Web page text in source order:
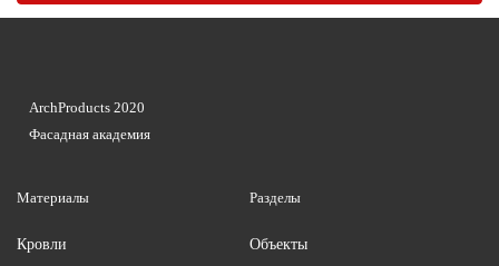
Материалы
Кровли
Разделы
Объекты
ArchProducts 2020
Фасадная академия